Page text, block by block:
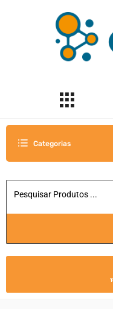
Categorias